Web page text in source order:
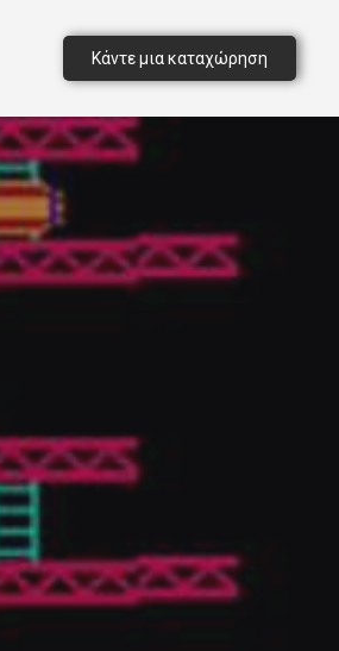
Κάντε μια καταχώρηση